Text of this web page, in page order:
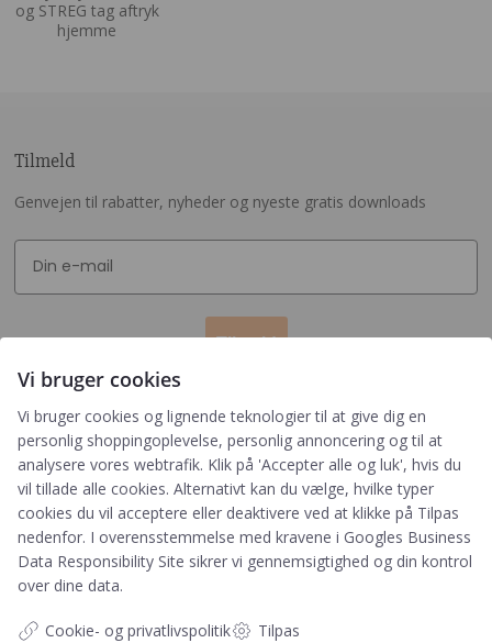
Har du et spørgsmål?
Du kan kontakte vores kundeservice på:
Tilmeld
Genvejen til rabatter, nyheder og nyeste gratis downloads
Tilmeld
Ved tilmelding accepterer du, at PRIK&STREG må
opbevare dine oplysninger i henhold til
PRIK&STREGS privatlivspolitik. Du accepterer
samtidig at modtage e-mails fra PRIK&STREG. Du
kan til enhver tid afmelde disse e-mails.
Vi bruger cookies
Vi bruger cookies og lignende teknologier til at give dig en
personlig shoppingoplevelse, personlig annoncering og til at
analysere vores webtrafik. Klik på 'Accepter alle og luk', hvis du
vil tillade alle cookies. Alternativt kan du vælge, hvilke typer
cookies du vil acceptere eller deaktivere ved at klikke på Tilpas
nedenfor. I overensstemmelse med kravene i Googles Business
Data Responsibility Site sikrer vi gennemsigtighed og din kontrol
over dine data.
Cookie- og privatlivspolitik Tilpas